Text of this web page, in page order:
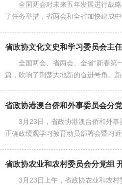
全国两会对未来五年发展进行战
了任务举措，省两会和全省加快建成
全国两会、省两会、全省“新春第
篇，吹响了荆楚大地新的奋进号角。
3月23日，省政协港澳台侨和外
正确政绩观学习教育动员部署会暨习
3月23日上午，省政协农业和农